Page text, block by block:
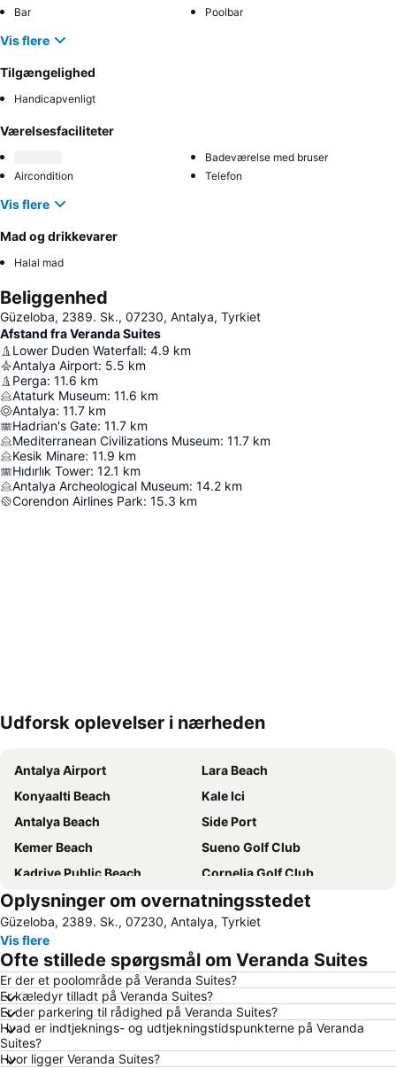
Bar
Poolbar
Vis flere
Tilgængelighed
Handicapvenligt
Værelsesfaciliteter
Badeværelse med bruser
Aircondition
Telefon
Vis flere
Mad og drikkevarer
Halal mad
Beliggenhed
Güzeloba, 2389. Sk., 07230, Antalya, Tyrkiet
Afstand fra Veranda Suites
Lower Duden Waterfall: 4.9 km
Antalya Airport: 5.5 km
Perga: 11.6 km
Ataturk Museum: 11.6 km
Antalya: 11.7 km
Hadrian's Gate: 11.7 km
Mediterranean Civilizations Museum: 11.7 km
Kesik Minare: 11.9 km
Hıdırlık Tower: 12.1 km
Antalya Archeological Museum: 14.2 km
Corendon Airlines Park: 15.3 km
Udvid kort
Udforsk oplevelser i nærheden
Antalya Airport
Lara Beach
Konyaalti Beach
Kale Ici
Antalya Beach
Side Port
Kemer Beach
Sueno Golf Club
Kadriye Public Beach
Cornelia Golf Club
Belek Public Beach
Kemer Marina
Murat Paşa Mosque
Carya Golf Club
Waterhill Park
Akseki
Clock Tower
Antalya Expo Center
Antalya Museum
Selge
Turist Beach
Kaya Eagles Golf Club
Moonlight Beach
Lara Dido Beach
Oplysninger om overnatningsstedet
Güzeloba, 2389. Sk., 07230, Antalya, Tyrkiet
Vis flere
Ofte stillede spørgsmål om Veranda Suites
Er der et poolområde på Veranda Suites?
Er kæledyr tilladt på Veranda Suites?
Er der parkering til rådighed på Veranda Suites?
Hvad er indtjeknings- og udtjekningstidspunkterne på Veranda
Suites?
Hvor ligger Veranda Suites?